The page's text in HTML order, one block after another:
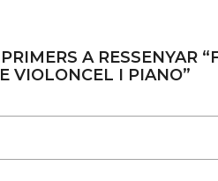
A RESSENYAR
VIOLONCEL I PIANO”